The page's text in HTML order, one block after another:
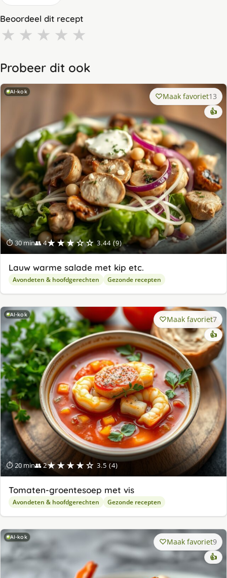
Beoordeel dit recept
★ ★ ★ ★ ★
Probeer dit ook
AI-kok
⏱ 30 min👥 4★★★☆☆ 3.44 (9)
Maak favoriet13
👍
Lauw warme salade met kip etc.
Avondeten & hoofdgerechten Gezonde recepten
AI-kok
⏱ 20 min👥 2★★★★☆ 3.5 (4)
Maak favoriet7
👍
Tomaten-groentesoep met vis
Avondeten & hoofdgerechten Gezonde recepten
AI-kok Maak favoriet9
👍